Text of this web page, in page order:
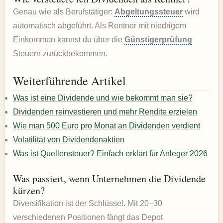
Genau wie als Berufstätiger: Abgeltungssteuerwird
automatisch abgeführt. Als Rentner mit niedrigem
Einkommen kannst du über die Günstigerprüfung
Steuern zurückbekommen.
Weiterführende Artikel
Was ist eine Dividende und wie bekommt man sie?
Dividenden reinvestieren und mehr Rendite erzielen
Wie man 500 Euro pro Monat an Dividenden verdient
Volatilität von Dividendenaktien
Was ist Quellensteuer? Einfach erklärt für Anleger 2026
Was passiert, wenn Unternehmen die Dividende
kürzen?
Diversifikation ist der Schlüssel. Mit 20–30
verschiedenen Positionen fängt das Depot